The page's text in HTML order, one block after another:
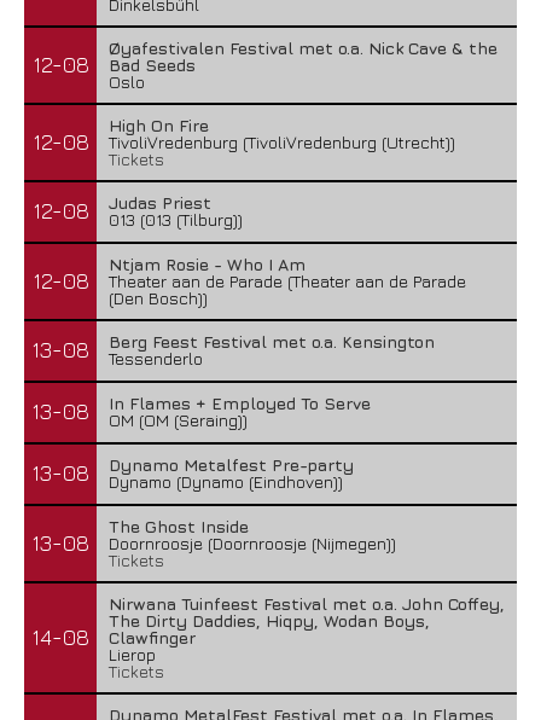
Dinkelsbühl
12-08
Øyafestivalen Festival met o.a. Nick Cave & the
Bad Seeds
Oslo
12-08
High On Fire
TivoliVredenburg (TivoliVredenburg (Utrecht))
Tickets
12-08
Judas Priest
013 (013 (Tilburg))
12-08
Ntjam Rosie - Who I Am
Theater aan de Parade (Theater aan de Parade
(Den Bosch))
13-08
Berg Feest Festival met o.a. Kensington
Tessenderlo
13-08
In Flames + Employed To Serve
OM (OM (Seraing))
13-08
Dynamo Metalfest Pre-party
Dynamo (Dynamo (Eindhoven))
13-08
The Ghost Inside
Doornroosje (Doornroosje (Nijmegen))
Tickets
14-08
Nirwana Tuinfeest Festival met o.a. John Coffey,
The Dirty Daddies, Hiqpy, Wodan Boys,
Clawfinger
Lierop
Tickets
Dynamo MetalFest Festival met o.a. In Flames,